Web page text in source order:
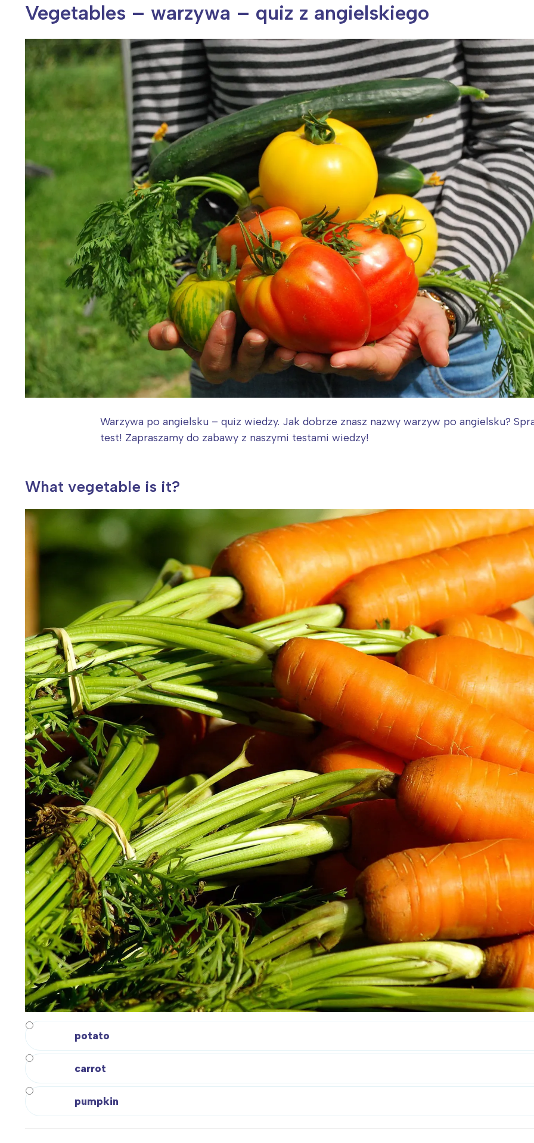
Wiosenny koncert ptaków na płocie Kwitnąca wiśnia i jej płatki Pszczoła i kwitnący ul
Vegetables – warzywa – quiz z angielskiego
Warzywa po angielsku – quiz wiedzy. Jak dobrze znasz nazwy warzyw po angielsku?
test! Zapraszamy do zabawy z naszymi testami wiedzy!
What vegetable is it?
potato
carrot
pumpkin
Interesują mnie wydarzenia z tego
Łódź
Poznań
Kraków
Północ